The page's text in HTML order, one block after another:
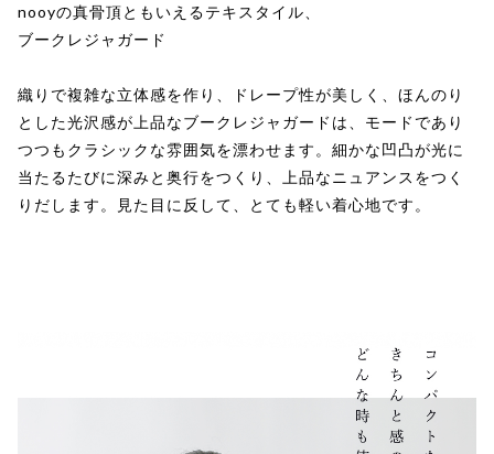
nooyの真骨頂ともいえるテキスタイル、
ブークレジャガード
織りで複雑な立体感を作り、ドレープ性が美しく、ほんのり
とした光沢感が上品なブークレジャガードは、モードであり
つつもクラシックな雰囲気を漂わせます。細かな凹凸が光に
当たるたびに深みと奥行をつくり、上品なニュアンスをつく
りだします。見た目に反して、とても軽い着心地です。